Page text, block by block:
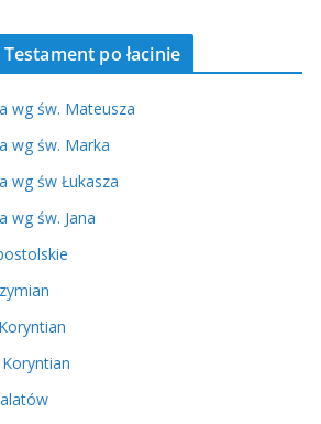
po łacinie
wg św. Mateusza
wg św. Marka
wg św Łukasza
wg św. Jana